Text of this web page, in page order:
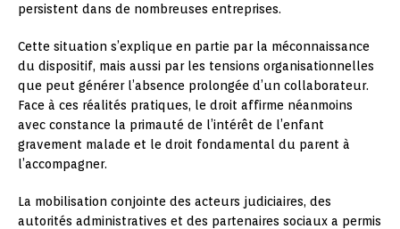
persistent dans de nombreuses entreprises.
Cette situation s’explique en partie par la méconnaissance
du dispositif, mais aussi par les tensions organisationnelles
que peut générer l’absence prolongée d’un collaborateur.
Face à ces réalités pratiques, le droit affirme néanmoins
avec constance la primauté de l’intérêt de l’enfant
gravement malade et le droit fondamental du parent à
l’accompagner.
La mobilisation conjointe des acteurs judiciaires, des
autorités administratives et des partenaires sociaux a permis